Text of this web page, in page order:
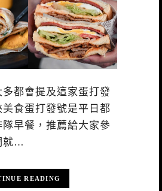
都會提及這家蛋打發
食蛋打發號是平日都
早餐，推薦給大家參
就…
READING